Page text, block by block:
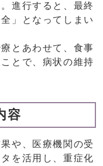
進行すると、最終
」となってしまい
とあわせて、食事
とで、病状の維持
容
や、医療機関の受
を活用し、重症化